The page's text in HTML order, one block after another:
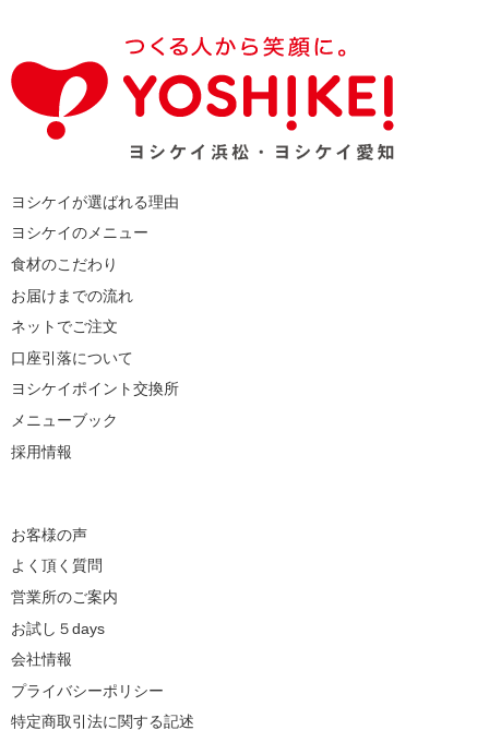
ヨシケイが選ばれる理由
ヨシケイのメニュー
食材のこだわり
お届けまでの流れ
ネットでご注文
口座引落について
ヨシケイポイント交換所
メニューブック
採用情報
お客様の声
よく頂く質問
営業所のご案内
お試し５days
会社情報
プライバシーポリシー
特定商取引法に関する記述